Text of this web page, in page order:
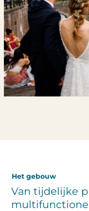
Het gebouw
Van tijdelijke